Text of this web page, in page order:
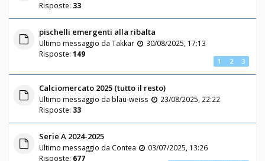
Risposte: 33
pischelli emergenti alla ribalta
Ultimo messaggio da Takkar
30/08/2025, 17:13
Risposte: 149
1 2 3
Calciomercato 2025 (tutto il resto)
Ultimo messaggio da blau-weiss
23/08/2025, 22:22
Risposte: 33
Serie A 2024-2025
Ultimo messaggio da Contea
03/07/2025, 13:26
Risposte: 677